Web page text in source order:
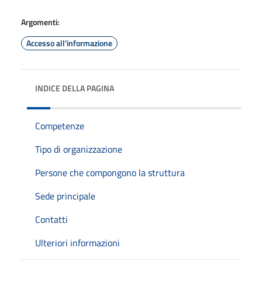
Argomenti:
Accesso all'informazione
INDICE DELLA PAGINA
Competenze
Tipo di organizzazione
Persone che compongono la struttura
Sede principale
Contatti
Ulteriori informazioni